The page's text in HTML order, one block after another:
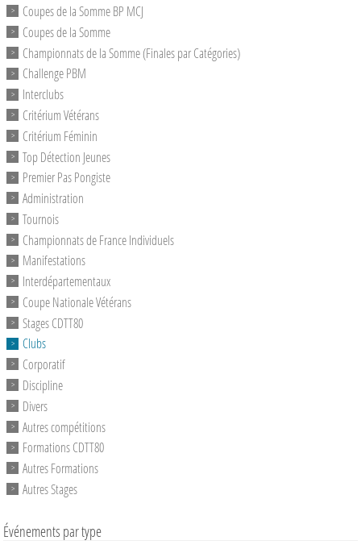
Coupes de la Somme BP MCJ
Coupes de la Somme
Championnats de la Somme (Finales par Catégories)
Challenge PBM
Interclubs
Critérium Vétérans
Critérium Féminin
Top Détection Jeunes
Premier Pas Pongiste
Administration
Tournois
Championnats de France Individuels
Manifestations
Interdépartementaux
Coupe Nationale Vétérans
Stages CDTT80
Clubs
Corporatif
Discipline
Divers
Autres compétitions
Formations CDTT80
Autres Formations
Autres Stages
Événements par type